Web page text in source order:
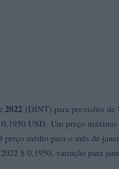
2022 (DINT) para previsões
USD. Um preço
preço médio para o mês de
$ 0,1950, variação para